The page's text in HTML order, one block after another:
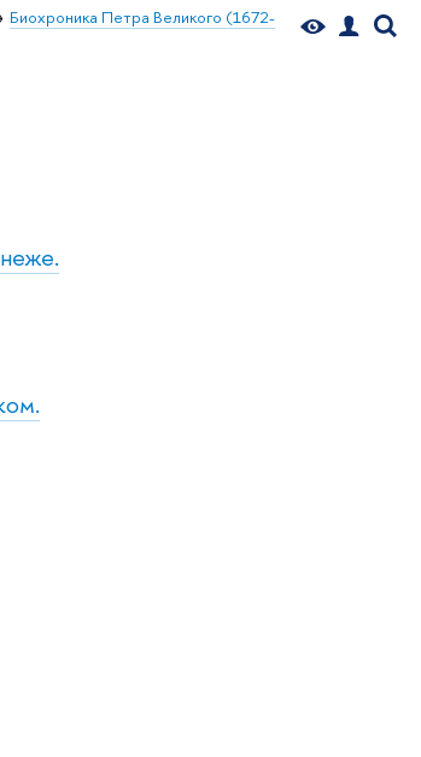
Биохроника Петра Великого (1672-